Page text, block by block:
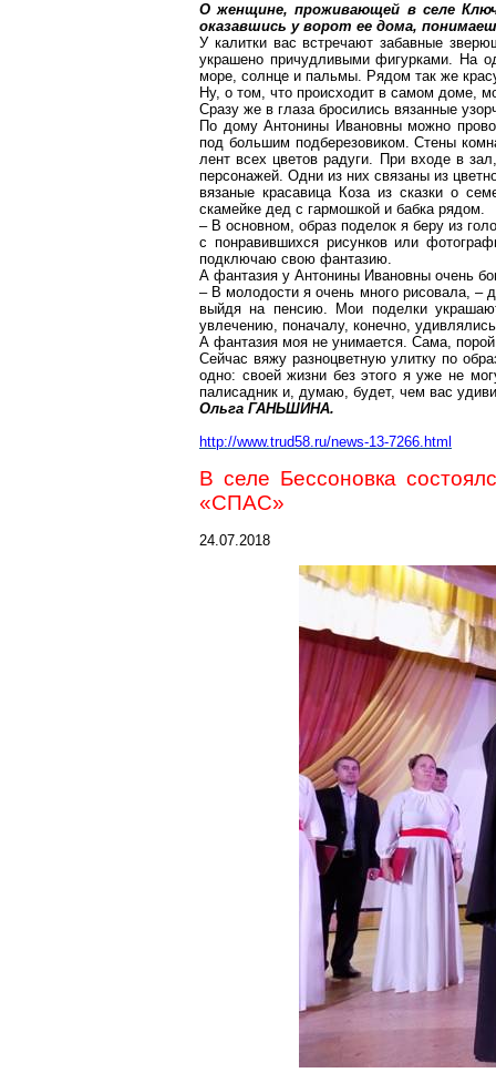
О женщине, проживающей в селе
оказавшись у ворот ее дома,
У калитки вас встречают забавные
украшено причудливыми фигурками. На
море, солнце и пальмы. Рядом так же
Ну, о том, что происходит в самом доме,
Сразу же в глаза бросились вязанные
По дому Антонины Ивановны можно
под большим подберезовиком. Стены
лент всех цветов радуги. При входе в
персонажей. Одни из них связаны из
вязаные красавица Коза из сказки о
скамейке дед с гармошкой и бабка рядом.
– В основном, образ поделок я беру из
с понравившихся рисунков или
подключаю свою фантазию.
А фантазия у Антонины Ивановны очень
– В молодости я очень много рисовала, –
выйдя на пенсию. Мои поделки
увлечению, поначалу, конечно,
А фантазия моя не унимается. Сама,
Сейчас вяжу разноцветную улитку по
одно: своей жизни без этого я уже не
палисадник и, думаю, будет, чем вас
Ольга ГАНЬШИНА.
http://www.trud58.ru/news-13-7266.html
В селе Бессоновка
«СПАС»
24.07.2018